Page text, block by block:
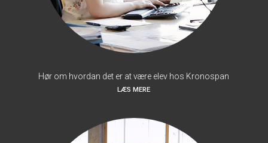
Hør om hvordan det er at være elev hos Kronospan
LÆS MERE